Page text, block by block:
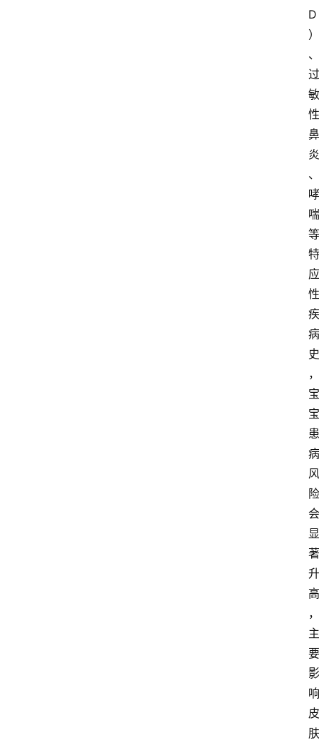
D
）
、
过
敏
性
鼻
炎
、
哮
喘
等
特
应
性
疾
病
史
，
宝
宝
患
病
风
险
会
显
著
升
高
，
主
要
影
响
皮
肤